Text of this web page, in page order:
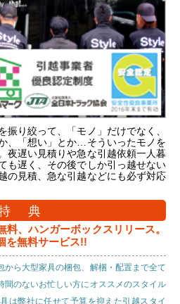
振り絞って、「モノ」だけでなく、
、「想い」とか…そういったモノを
夜遅い見積りや急な引越依頼一人暮
も遅く、その後でしか引っ越せない
の見積、急な引越などにも必ず対応
典
料、ハンガーボックスリリース。
を無料サービス!!
ら大型家具の梱包、解梱・配置まで全て
のないお忙しい方にオススメのスタイル
は弊社に任せて予算を抑えた引越スタイ